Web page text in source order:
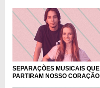
SEPARAÇÕES MUSICAIS QUE
PARTIRAM NOSSO CORAÇÃO